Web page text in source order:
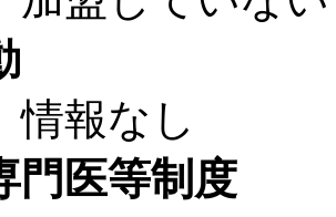
なし
門医等制度